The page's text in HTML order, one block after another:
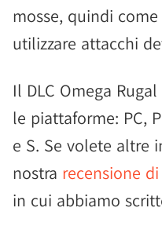
mosse, quindi
utilizzare attacchi
Il DLC Omega
le piattaforme: PC,
e S. Se volete altre
nostra recensione
in cui abbiamo